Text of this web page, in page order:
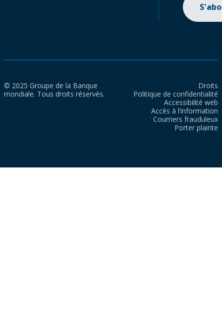
© 2025 Groupe de la Banque
mondiale. Tous droits réservés.
Droits
Politique de confidentialité
Accessibilité web
Accès à l’information
Courriers frauduleux
Porter plainte